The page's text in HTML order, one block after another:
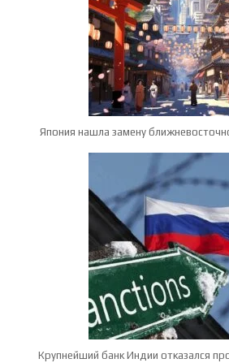
Япония нашла замену
Крупнейший банк Индии отказался